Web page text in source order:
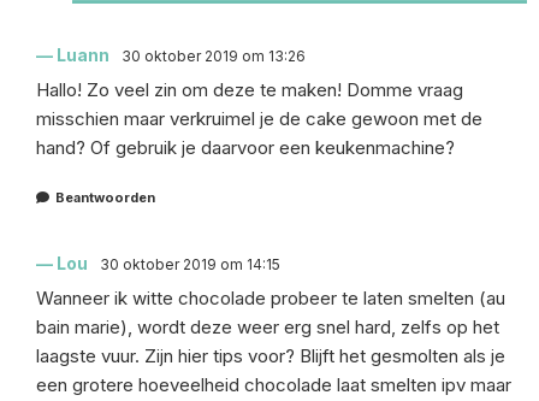
Luann 30 oktober 2019 om 13:26
Hallo! Zo veel zin om deze te maken! Domme vraag
misschien maar verkruimel je de cake gewoon met de
hand? Of gebruik je daarvoor een keukenmachine?
Beantwoorden
Lou 30 oktober 2019 om 14:15
Wanneer ik witte chocolade probeer te laten smelten (au
bain marie), wordt deze weer erg snel hard, zelfs op het
laagste vuur. Zijn hier tips voor? Blijft het gesmolten als je
een grotere hoeveelheid chocolade laat smelten ipv maar